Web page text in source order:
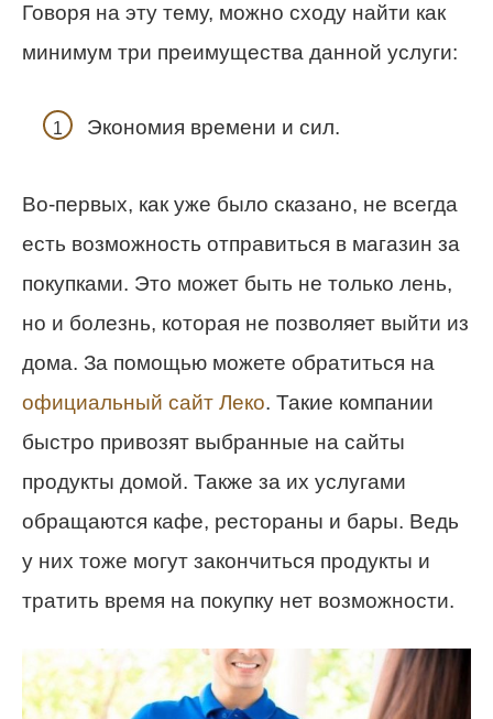
Говоря на эту тему, можно сходу найти как
минимум три преимущества данной услуги:
Экономия времени и сил.
Во-первых, как уже было сказано, не всегда
есть возможность отправиться в магазин за
покупками. Это может быть не только лень,
но и болезнь, которая не позволяет выйти из
дома. За помощью можете обратиться на
официальный сайт Леко. Такие компании
быстро привозят выбранные на сайты
продукты домой. Также за их услугами
обращаются кафе, рестораны и бары. Ведь
у них тоже могут закончиться продукты и
тратить время на покупку нет возможности.